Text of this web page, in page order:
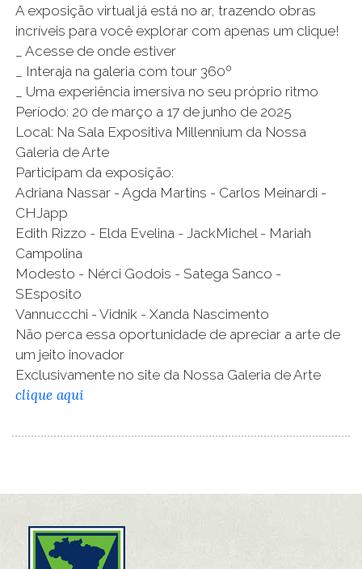
A exposição virtual já está no ar, trazendo obras
incríveis para você explorar com apenas um clique!
_ Acesse de onde estiver
_ Interaja na galeria com tour 360º
_ Uma experiência imersiva no seu próprio ritmo
Período: 20 de março a 17 de junho de 2025
Local: Na Sala Expositiva Millennium da Nossa
Galeria de Arte
Participam da exposição:
Adriana Nassar - Agda Martins - Carlos Meinardi -
CHJapp
Edith Rizzo - Elda Evelina - JackMichel - Mariah
Campolina
Modesto - Nérci Godois - Satega Sanco -
SEsposito
Vannuccchi - Vidnik - Xanda Nascimento
Não perca essa oportunidade de apreciar a arte de
um jeito inovador
Exclusivamente no site da Nossa Galeria de Arte
clique aqui